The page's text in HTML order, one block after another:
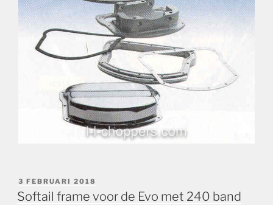
GEPLAATST
OP
3 FEBRUARI 2018
Softail frame voor de Evo met 240 band